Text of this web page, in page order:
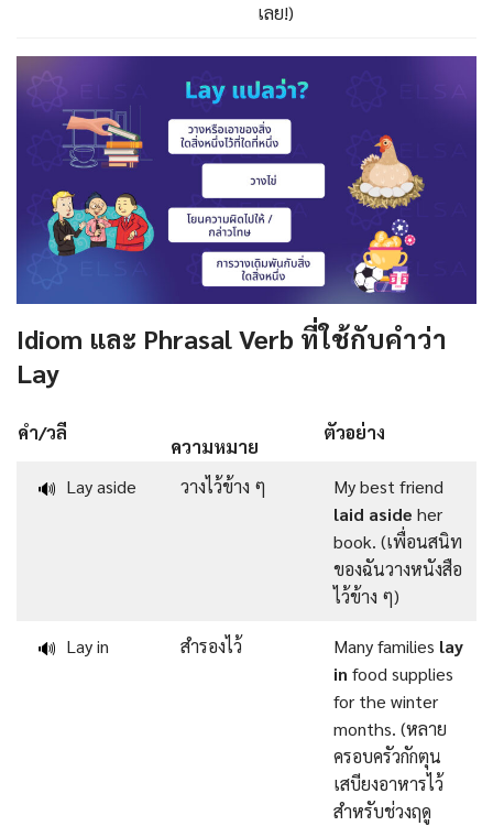
เลย!)
Idiom และ Phrasal Verb ที่ใช้กับคำว่า
Lay
คำ/วลี
ความหมาย
ตัวอย่าง
🔊 Lay aside วางไว้ข้าง ๆ
My best friend
laid aside her
book. (เพื่อนสนิท
ของฉันวางหนังสือ
ไว้ข้าง ๆ)
🔊 Lay in สำรองไว้ Many families lay
in food supplies
for the winter
months. (หลาย
ครอบครัวกักตุน
เสบียงอาหารไว้
สำหรับช่วงฤดู